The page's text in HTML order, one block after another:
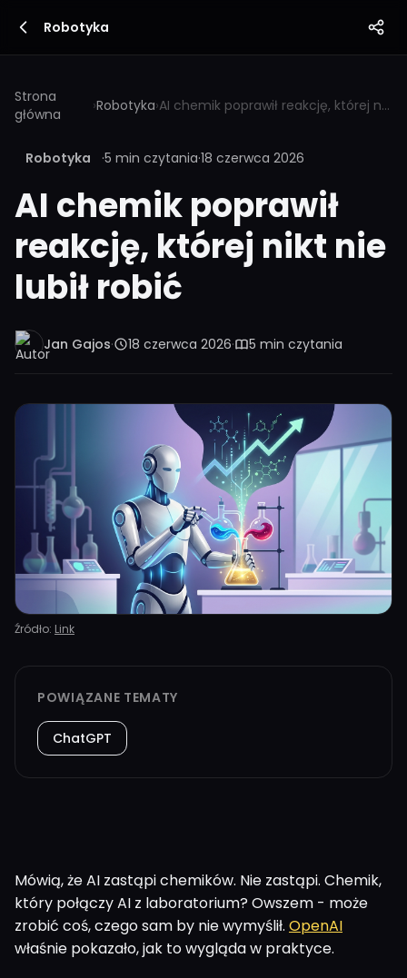
Robotyka
Strona
główna
›Robotyka› AI chemik poprawił reakcję, której nikt nie lubił robić
Robotyka ·5 min czytania·18 czerwca 2026
AI chemik poprawił
reakcję, której nikt nie
lubił robić
Jan Gajos· 18 czerwca 2026· 5 min czytania
Źródło: Link
POWIĄZANE TEMATY
ChatGPT
Mówią, że AI zastąpi chemików. Nie zastąpi. Chemik,
który połączy AI z laboratorium? Owszem - może
zrobić coś, czego sam by nie wymyślił. OpenAI
właśnie pokazało, jak to wygląda w praktyce.